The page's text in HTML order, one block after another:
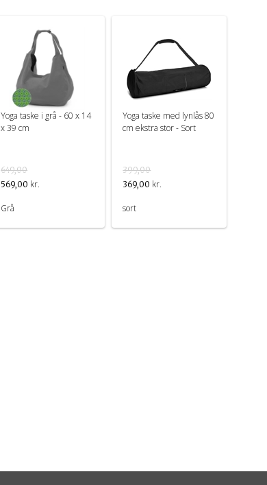
Yoga taske i grå - 60 x 14
x 39 cm
649,00
569,00 kr.
Grå
Yoga taske med lynlås 80
cm ekstra stor - Sort
399,00
369,00 kr.
sort